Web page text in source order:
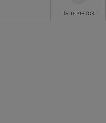
На почеток